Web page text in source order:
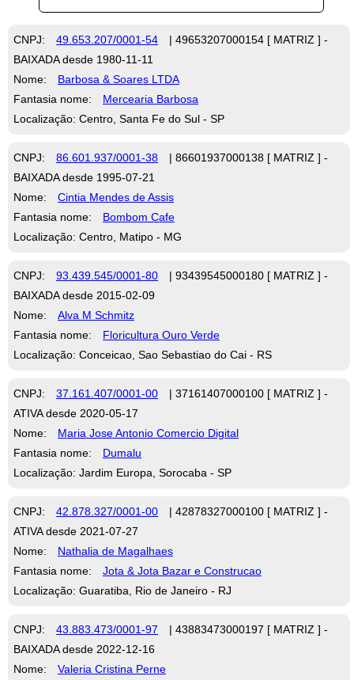
CNPJ: 49.653.207/0001-54
| 49653207000154 [ MATRIZ ] -
BAIXADA desde 1980-11-11
Nome:
Barbosa & Soares LTDA
Fantasia nome:
Mercearia Barbosa
Localização: Centro, Santa Fe do Sul - SP
CNPJ: 86.601.937/0001-38
| 86601937000138 [ MATRIZ ] -
BAIXADA desde 1995-07-21
Nome:
Cintia Mendes de Assis
Fantasia nome:
Bombom Cafe
Localização: Centro, Matipo - MG
CNPJ: 93.439.545/0001-80
| 93439545000180 [ MATRIZ ] -
BAIXADA desde 2015-02-09
Nome:
Alva M Schmitz
Fantasia nome:
Floricultura Ouro Verde
Localização: Conceicao, Sao Sebastiao do Cai - RS
CNPJ: 37.161.407/0001-00
| 37161407000100 [ MATRIZ ] -
ATIVA desde 2020-05-17
Nome:
Maria Jose Antonio Comercio Digital
Fantasia nome:
Dumalu
Localização: Jardim Europa, Sorocaba - SP
CNPJ: 42.878.327/0001-00
| 42878327000100 [ MATRIZ ] -
ATIVA desde 2021-07-27
Nome:
Nathalia de Magalhaes
Fantasia nome:
Jota & Jota Bazar e Construcao
Localização: Guaratiba, Rio de Janeiro - RJ
CNPJ: 43.883.473/0001-97
| 43883473000197 [ MATRIZ ] -
BAIXADA desde 2022-12-16
Nome:
Valeria Cristina Perne